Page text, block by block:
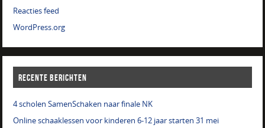
Reacties feed
WordPress.org
RECENTE BERICHTEN
4 scholen SamenSchaken naar finale NK
Online schaaklessen voor kinderen 6-12 jaar starten 31 mei